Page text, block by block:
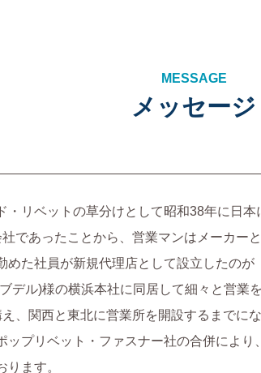
M ESSAGE
メ ッセージ
・リベットの草分けとして昭和38年に日
であったことから、営業マンはメーカー
た社員が新規代理店として設立したのが
デル)様の横浜本社に同居して細々と営業
、関西と東北に営業所を開設するまでにな
ップリベット・ファスナー社の合併によ
ます。